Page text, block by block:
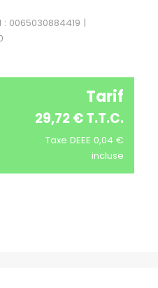
: 0065030884419 |
Tarif
29,72 € T.T.C.
Taxe DEEE 0,04 €
incluse